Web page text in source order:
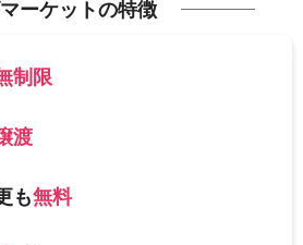
ーケットの特徴
制限
渡
も無料